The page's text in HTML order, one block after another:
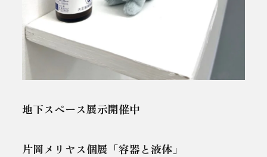
地下スペース展示開催中
片岡メリヤス個展「容器と液体」